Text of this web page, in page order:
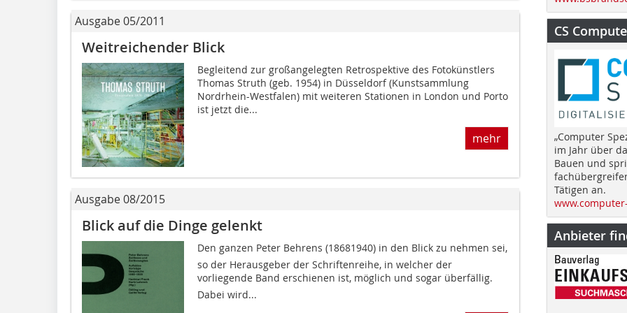
Ausgabe 05/2011
Weitreichender Blick
Begleitend zur großangelegten Retrospektive des Fotokünstlers
Thomas Struth (geb. 1954) in Düsseldorf (Kunstsammlung
Nordrhein-Westfalen) mit weiteren Stationen in London und Porto
ist jetzt die...
mehr
Ausgabe 08/2015
Blick auf die Dinge gelenkt
Den ganzen Peter Behrens (18681940) in den Blick zu nehmen sei,
so der Herausgeber der Schriftenreihe, in welcher der
vorliegende Band erschienen ist, möglich und sogar überfällig.
Dabei wird...
CS
„Computer
im Jahr über
Bauen und
Tätigen an.
Anbieter